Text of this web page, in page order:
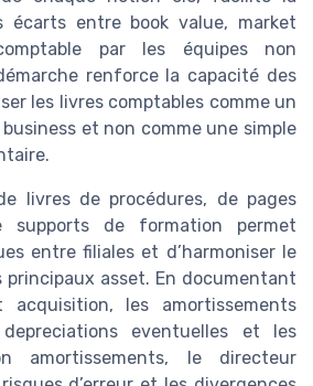
écarts entre book value, market
par les équipes non
renforce la capacité des
les livres comptables comme un
et non comme une simple
livres de procédures, de pages
supports de formation permet
entre filiales et d’harmoniser le
principaux asset. En documentant
les amortissements
eventuelles et les
amortissements, le directeur